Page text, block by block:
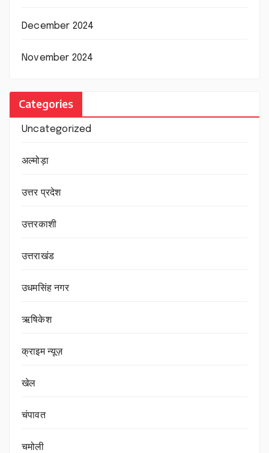
December 2024
November 2024
Categories
Uncategorized
अल्मोड़ा
उत्तर प्रदेश
उत्तरकाशी
उत्तराखंड
उधमसिंह नगर
ऋषिकेश
क्राइम न्यूज़
खेल
चंपावत
चमोली